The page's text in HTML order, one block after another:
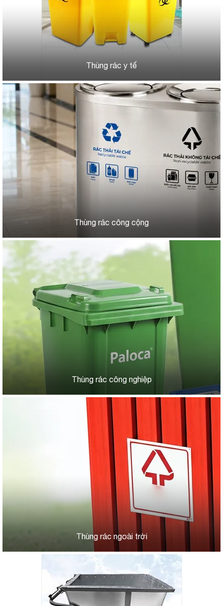
Thùng rác y tế
Thùng rác công cộng
Thùng rác công nghiệp
Thùng rác ngoài trời